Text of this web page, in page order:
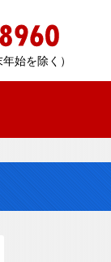
始を除く）